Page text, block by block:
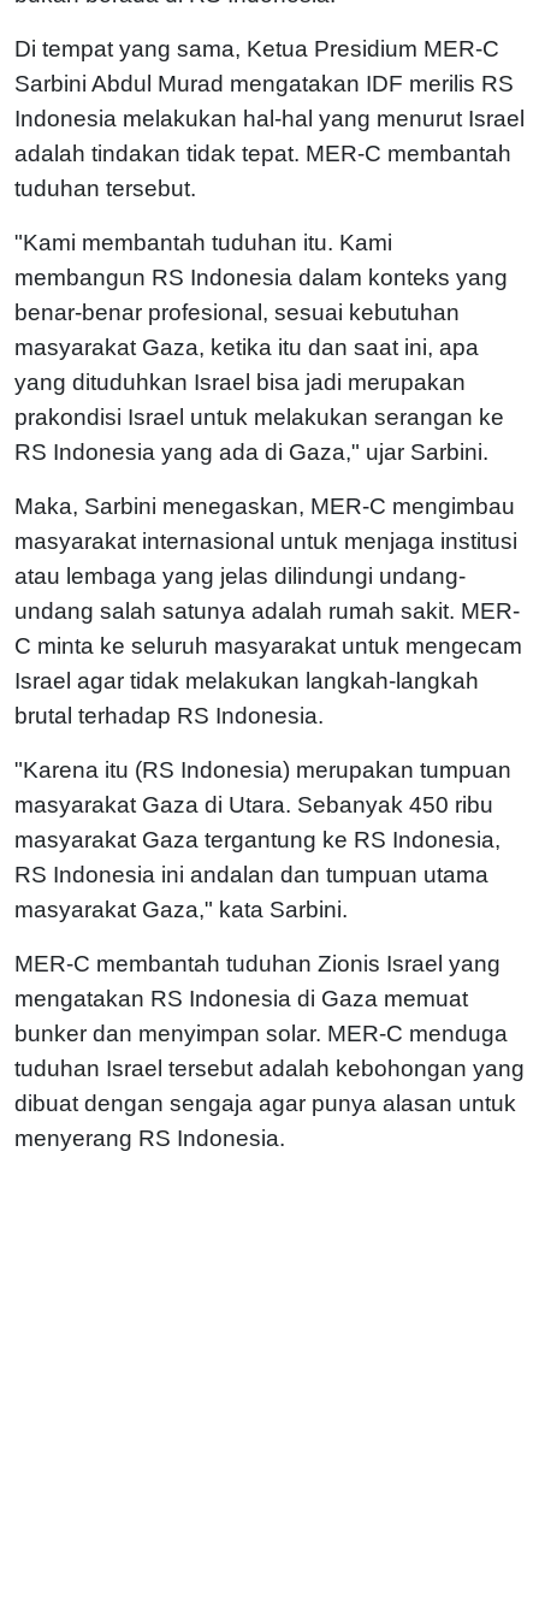
Di tempat yang sama, Ketua Presidium MER-C
Sarbini Abdul Murad mengatakan IDF merilis RS
Indonesia melakukan hal-hal yang menurut Israel
adalah tindakan tidak tepat. MER-C membantah
tuduhan tersebut.
"Kami membantah tuduhan itu. Kami
membangun RS Indonesia dalam konteks yang
benar-benar profesional, sesuai kebutuhan
masyarakat Gaza, ketika itu dan saat ini, apa
yang dituduhkan Israel bisa jadi merupakan
prakondisi Israel untuk melakukan serangan ke
RS Indonesia yang ada di Gaza," ujar Sarbini.
Maka, Sarbini menegaskan, MER-C mengimbau
masyarakat internasional untuk menjaga institusi
atau lembaga yang jelas dilindungi undang-
undang salah satunya adalah rumah sakit. MER-
C minta ke seluruh masyarakat untuk mengecam
Israel agar tidak melakukan langkah-langkah
brutal terhadap RS Indonesia.
"Karena itu (RS Indonesia) merupakan tumpuan
masyarakat Gaza di Utara. Sebanyak 450 ribu
masyarakat Gaza tergantung ke RS Indonesia,
RS Indonesia ini andalan dan tumpuan utama
masyarakat Gaza," kata Sarbini.
MER-C membantah tuduhan Zionis Israel yang
mengatakan RS Indonesia di Gaza memuat
bunker dan menyimpan solar. MER-C menduga
tuduhan Israel tersebut adalah kebohongan yang
dibuat dengan sengaja agar punya alasan untuk
menyerang RS Indonesia.